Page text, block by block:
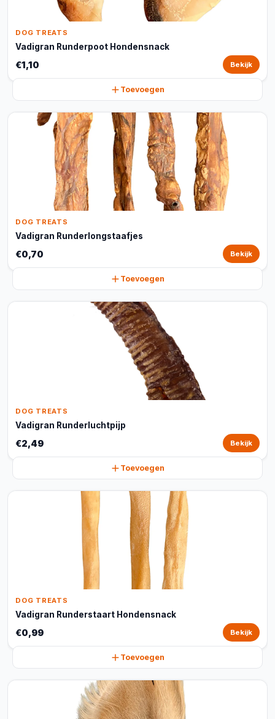
DOG TREATS
Vadigran Runderpoot Hondensnack
€1,10 Bekijk
Toevoegen
DOG TREATS
Vadigran Runderlongstaafjes
€0,70 Bekijk
Toevoegen
DOG TREATS
Vadigran Runderluchtpijp
€2,49 Bekijk
Toevoegen
DOG TREATS
Vadigran Runderstaart Hondensnack
€0,99 Bekijk
Toevoegen